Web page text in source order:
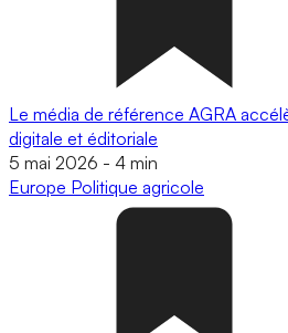
Le média de référence AGRA
digitale et éditoriale
5 mai 2026 - 4 min
Europe Politique agricole